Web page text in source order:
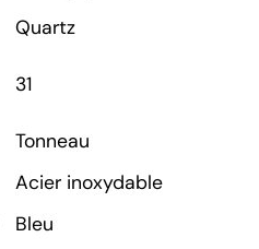
Quartz
31
Tonneau
Acier inoxydable
Bleu